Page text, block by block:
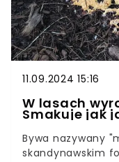
11.09.2024 15:16
W lasach
Smakuje jak
Bywa nazywany
skandynawskim